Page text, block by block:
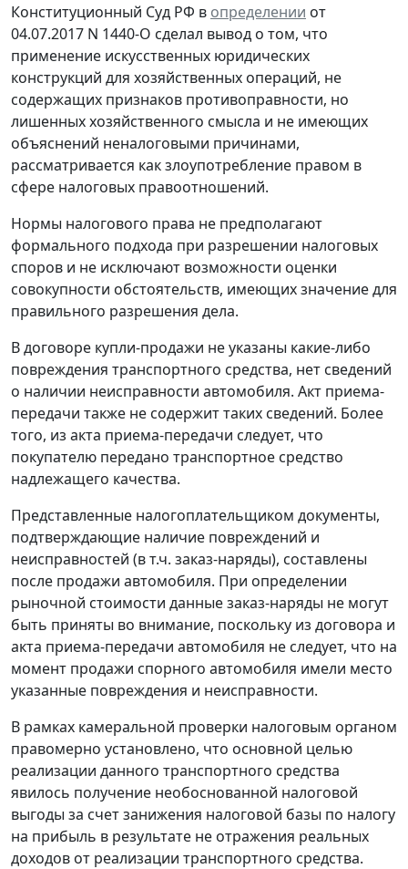
Конституционный Суд РФ в определении от
04.07.2017 N 1440-О сделал вывод о том, что
применение искусственных юридических
конструкций для хозяйственных операций, не
содержащих признаков противоправности, но
лишенных хозяйственного смысла и не имеющих
объяснений неналоговыми причинами,
рассматривается как злоупотребление правом в
сфере налоговых правоотношений.
Нормы налогового права не предполагают
формального подхода при разрешении налоговых
споров и не исключают возможности оценки
совокупности обстоятельств, имеющих значение для
правильного разрешения дела.
В договоре купли-продажи не указаны какие-либо
повреждения транспортного средства, нет сведений
о наличии неисправности автомобиля. Акт приема-
передачи также не содержит таких сведений. Более
того, из акта приема-передачи следует, что
покупателю передано транспортное средство
надлежащего качества.
Представленные налогоплательщиком документы,
подтверждающие наличие повреждений и
неисправностей (в т.ч. заказ-наряды), составлены
после продажи автомобиля. При определении
рыночной стоимости данные заказ-наряды не могут
быть приняты во внимание, поскольку из договора и
акта приема-передачи автомобиля не следует, что на
момент продажи спорного автомобиля имели место
указанные повреждения и неисправности.
В рамках камеральной проверки налоговым органом
правомерно установлено, что основной целью
реализации данного транспортного средства
явилось получение необоснованной налоговой
выгоды за счет занижения налоговой базы по налогу
на прибыль в результате не отражения реальных
доходов от реализации транспортного средства.